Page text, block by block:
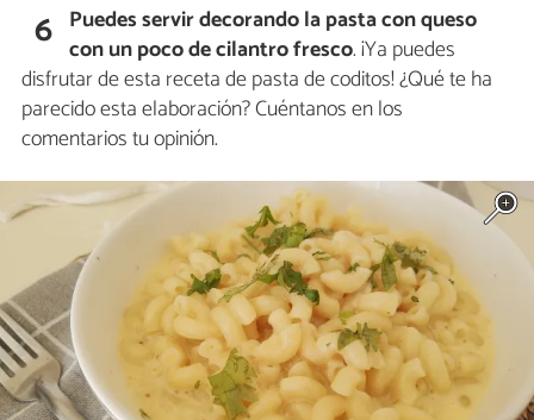
6 Puedes servir decorando la pasta con queso
con un poco de cilantro fresco. ¡Ya puedes
disfrutar de esta receta de pasta de coditos! ¿Qué te ha
parecido esta elaboración? Cuéntanos en los
comentarios tu opinión.